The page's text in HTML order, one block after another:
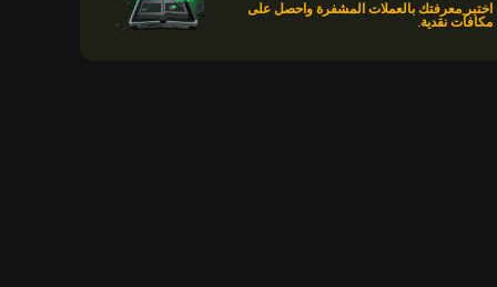
اختبر معرفتك بالعملات المشفرة واحصل على
مكافآت نقدية.